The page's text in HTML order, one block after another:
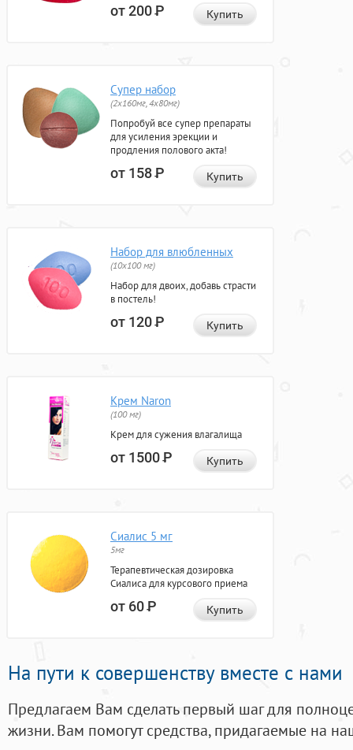
от 200Р Купить
Супер набор
(2х160мг, 4х80мг)
Попробуй все супер препараты
для усиления эрекции и
продления полового акта!
от 158Р Купить
Набор для влюбленных
(10х100 мг)
Набор для двоих, добавь страсти
в постель!
от 120Р Купить
Крем Naron
(100 мг)
Крем для сужения влагалища
от 1500Р Купить
Сиалис 5 мг
5мг
Терапевтическая дозировка
Сиалиса для курсового приема
от 60Р Купить
На пути к совершенству вместе с нами
Предлагаем Вам сделать первый шаг для
жизни. Вам помогут средства, придагаемые на